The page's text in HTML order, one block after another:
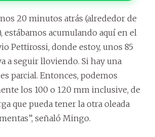
20 minutos atrás (alrededor de
estábamos acumulando aquí en el
Pettirossi, donde estoy, unos 85
a seguir lloviendo. Si hay una
parcial. Entonces, podemos
los 100 o 120 mm inclusive, de
que pueda tener la otra oleada
señaló Mingo.